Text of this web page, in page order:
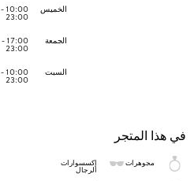
الخميس 10:00 -
23:00
الجمعة 17:00 -
23:00
السبت 10:00 -
23:00
في هذا المتجر
مجوهرات
إكسسوارات
الرجال